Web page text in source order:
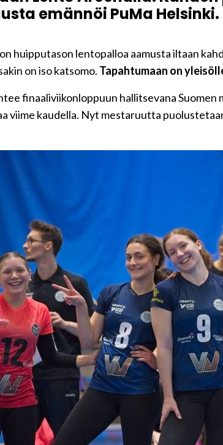
emännöi PuMa Helsinki.
huipputason lentopalloa aamusta iltaan
on iso katsomo. Tapahtumaan on
finaaliviikonloppuun hallitsevana
viime kaudella. Nyt mestaruutta